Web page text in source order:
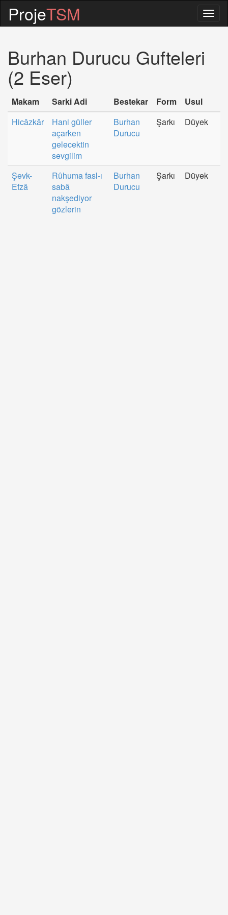
ProjeTSM
Burhan Durucu Gufteleri
(2 Eser)
Makam Sarki Adi Bestekar Form
Usul
Hicâzkâr
Hani güller
açarken
gelecektin
sevgilim
Burhan
Durucu
Şarkı Düyek
Şevk-
Efzâ
Rûhuma fasl-ı
sabâ
nakşediyor
gözlerin
Burhan
Durucu
Şarkı Düyek